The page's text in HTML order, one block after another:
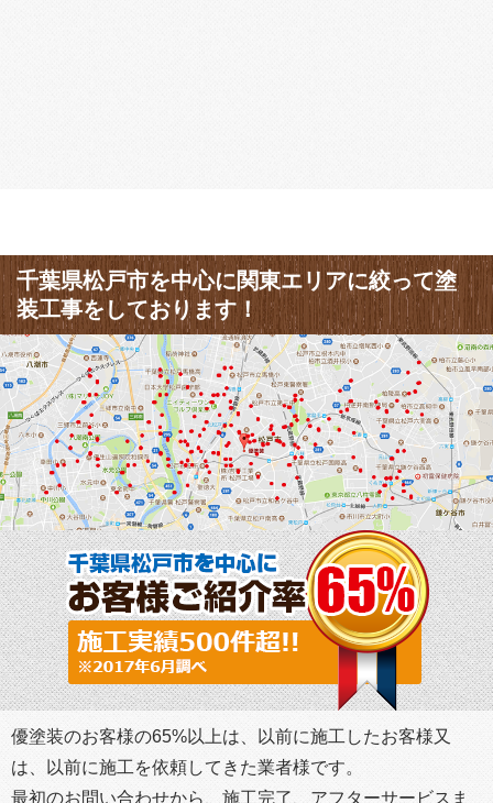
千葉県松戸市を中心に関東エリアに絞って塗
装工事をしております！
優塗装のお客様の65%以上は、以前に施工したお客様又
は、以前に施工を依頼してきた業者様です。
最初のお問い合わせから、施工完了、アフターサービスま